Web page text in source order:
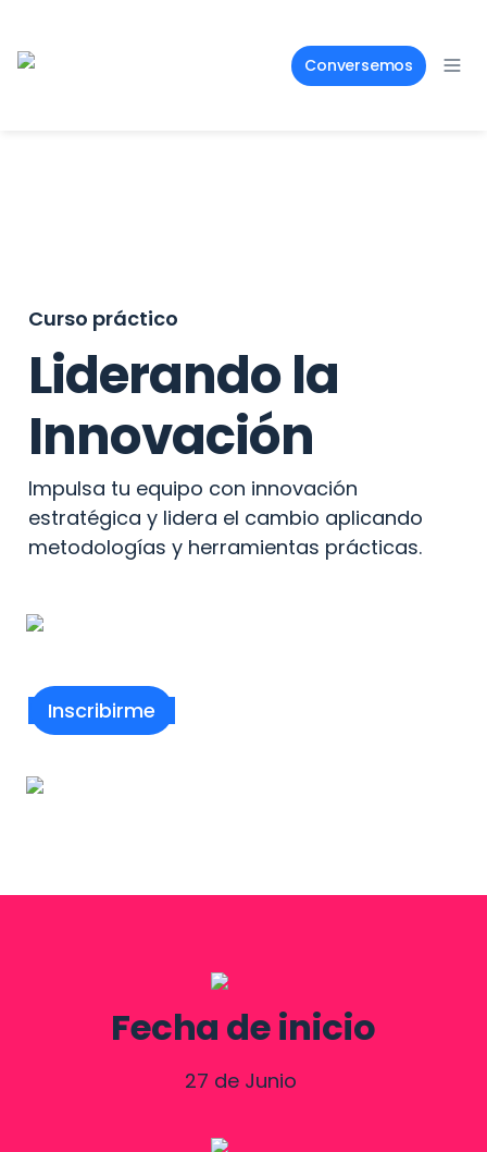
Conversemos
Curso práctico
Liderando la
Innovación
Impulsa tu equipo con innovación
estratégica y lidera el cambio aplicando
metodologías y herramientas prácticas.
Inscribirme
Fecha de inicio
27 de Junio